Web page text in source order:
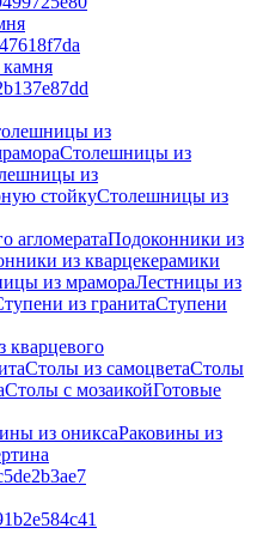
камня
из
Столешницы из
из
стойкуСтолешницы из
агломератаПодоконники из
из кварцекерамики
из мрамораЛестницы из
из гранитаСтупени
кварцевого
Столы из самоцветаСтолы
Столы с мозаикойГотовые
из ониксаРаковины из